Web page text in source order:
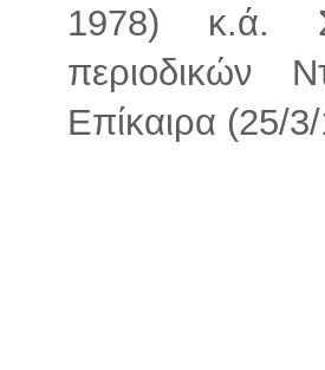
1978) κ.ά.
περιοδικών
Επίκαιρα (25/